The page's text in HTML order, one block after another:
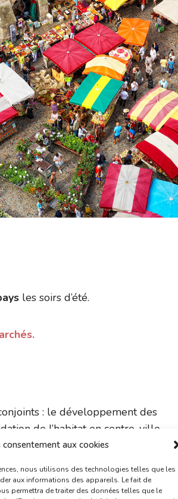
consentement aux cookies
nous utilisons des technologies telles que les
aux informations des appareils. Le fait de
permettra de traiter des données telles que le
les soirs d’été.
: le développement des
de l’habitat en centre-ville.